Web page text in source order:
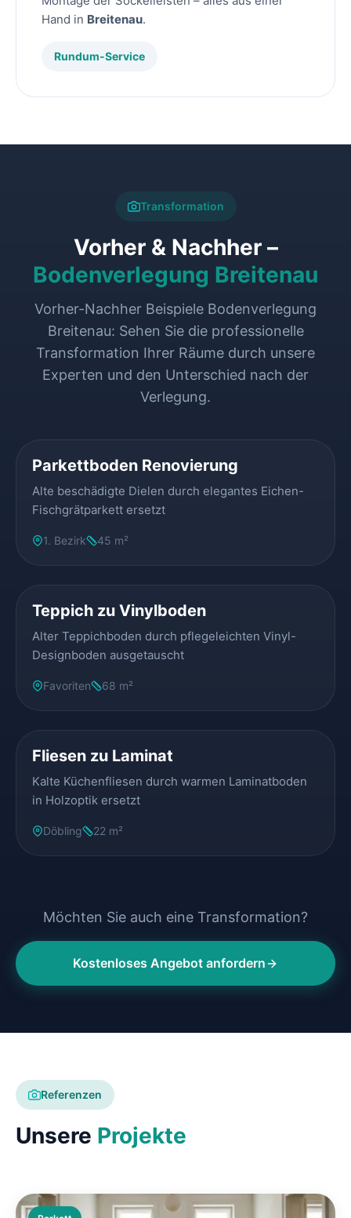
Hand in Breitenau.
Rundum-Service
Transformation
Vorher & Nachher –
Bodenverlegung Breitenau
Vorher-Nachher Beispiele Bodenverlegung
Breitenau: Sehen Sie die professionelle
Transformation Ihrer Räume durch unsere
Experten und den Unterschied nach der
Verlegung.
Parkettboden Renovierung
Alte beschädigte Dielen durch elegantes Eichen-
Fischgrätparkett ersetzt
1. Bezirk 45 m²
Teppich zu Vinylboden
Alter Teppichboden durch pflegeleichten Vinyl-
Designboden ausgetauscht
Favoriten 68 m²
Fliesen zu Laminat
Kalte Küchenfliesen durch warmen Laminatboden
in Holzoptik ersetzt
Döbling 22 m²
Möchten Sie auch eine Transformation?
Kostenloses Angebot anfordern
Referenzen
Unsere Projekte